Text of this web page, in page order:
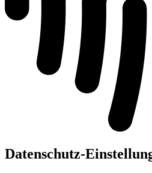
Datenschutz-